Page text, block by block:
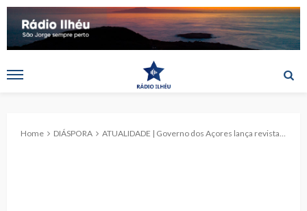
Home DIÁSPORA ATUALIDADE | Governo dos Açores lança revista “Açorianidade”